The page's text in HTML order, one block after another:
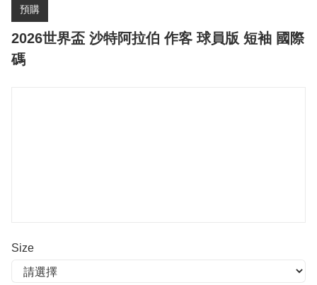
預購
2026世界盃 沙特阿拉伯 作客 球員版 短袖 國際
碼
Size